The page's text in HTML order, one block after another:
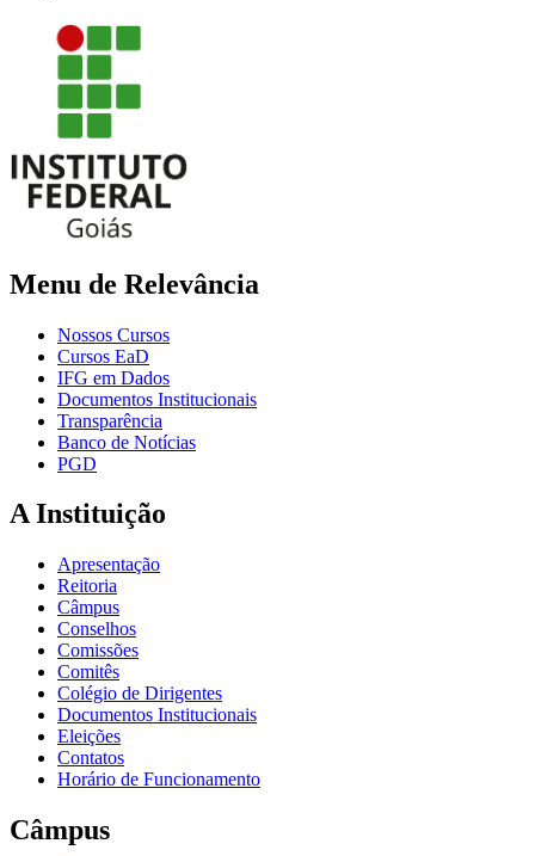
Menu de Relevância
Nossos Cursos
Cursos EaD
IFG em Dados
Documentos Institucionais
Transparência
Banco de Notícias
PGD
A Instituição
Apresentação
Reitoria
Câmpus
Conselhos
Comissões
Comitês
Colégio de Dirigentes
Documentos Institucionais
Eleições
Contatos
Horário de Funcionamento
Câmpus